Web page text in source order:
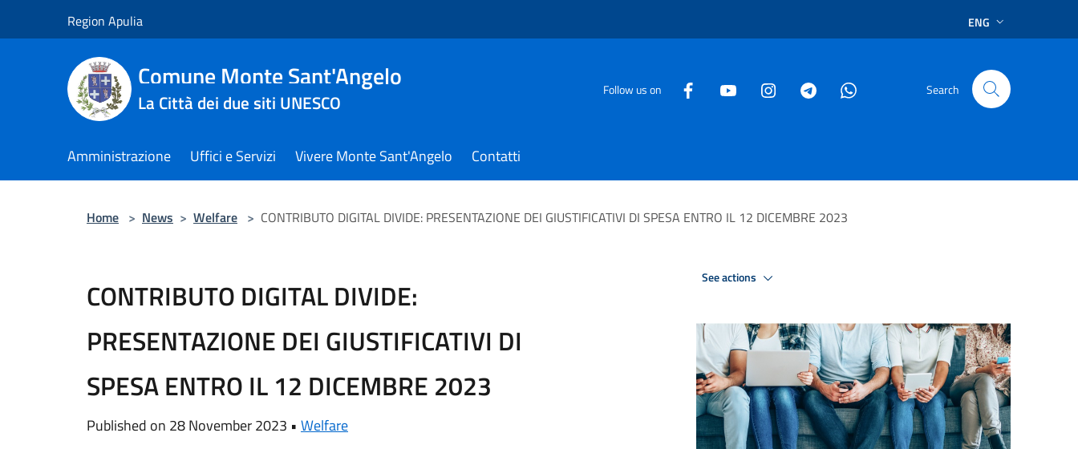
Region Apulia ENG
Comune Monte Sant'Angelo
La Città dei due siti UNESCO
Follow us on Search
Amministrazione Uffici e Servizi Vivere Monte Sant'Angelo Contatti
Home > News > Welfare > CONTRIBUTO DIGITAL DIVIDE: PRESENTAZIONE DEI GIUSTIFICATIVI DI SPESA ENTRO IL 12 DICEMBRE 2023
CONTRIBUTO DIGITAL DIVIDE:
PRESENTAZIONE DEI GIUSTIFICATIVI DI
SPESA ENTRO IL 12 DICEMBRE 2023
Published on 28 November 2023 • Welfare
See actions